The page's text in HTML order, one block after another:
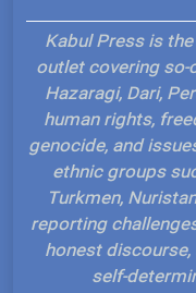
Kabul Press is
outlet covering
Hazaragi, Dari,
human rights,
genocide, and
ethnic groups
Turkmen,
reporting
honest
self-